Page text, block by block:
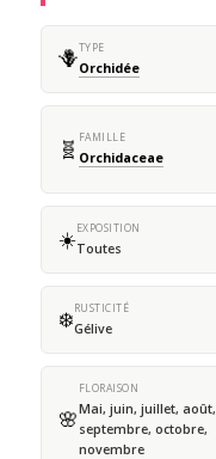
🪻TYPE
Orchidée
🧬 FAMILLE
Orchidaceae
☀️EXPOSITION
Toutes
❄️RUSTICITÉ
Gélive
🌸
FLORAISON
Mai, juin, juillet, août,
septembre, octobre,
novembre